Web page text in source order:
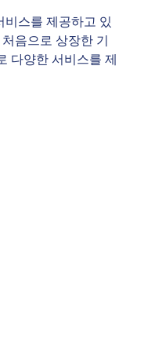
스를 제공하고 있
음으로 상장한 기
다양한 서비스를 제